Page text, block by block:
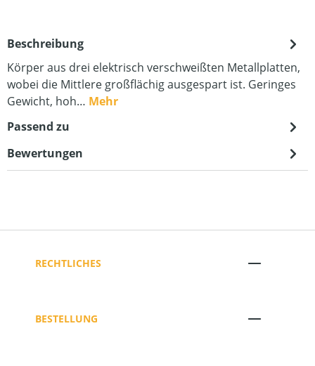
Beschreibung
Körper aus drei elektrisch verschweißten Metallplatten,
wobei die Mittlere großflächig ausgespart ist. Geringes
Gewicht, hoh… Mehr
Passend zu
Bewertungen
RECHTLICHES
BESTELLUNG